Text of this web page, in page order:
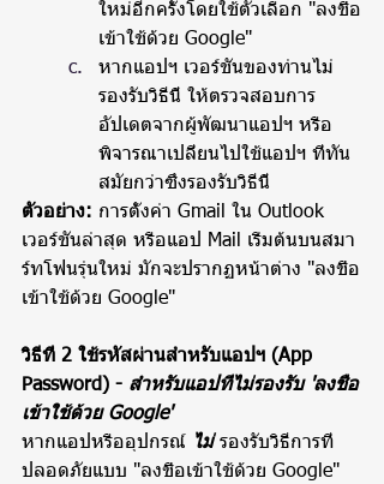
ใหม่อีกครั้งโดยใช้ตัวเลือก "ลงชื่อ
เข้าใช้ด้วย Google"
หากแอปฯ เวอร์ชันของท่านไม่
รองรับวิธีนี้ ให้ตรวจสอบการ
อัปเดตจากผู้พัฒนาแอปฯ หรือ
พิจารณาเปลี่ยนไปใช้แอปฯ ที่ทัน
สมัยกว่าซึ่งรองรับวิธีนี้
ตัวอย่าง: การตั้งค่า Gmail ใน Outlook
เวอร์ชันล่าสุด หรือแอป Mail เริ่มต้นบนสมา
ร์ทโฟนรุ่นใหม่ มักจะปรากฏหน้าต่าง "ลงชื่อ
เข้าใช้ด้วย Google"
วิธีที่ 2 ใช้รหัสผ่านสำหรับแอปฯ (App
Password) - สำหรับแอปที่ไม่รองรับ 'ลงชื่อ
เข้าใช้ด้วย Google'
หากแอปหรืออุปกรณ์ ไม่ รองรับวิธีการที่
ปลอดภัยแบบ "ลงชื่อเข้าใช้ด้วย Google"